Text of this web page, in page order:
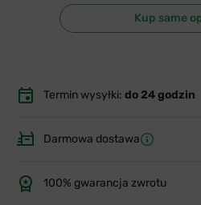
Kup same
Termin wysyłki: do 24 godzin
Darmowa dostawa
100% gwarancja zwrotu